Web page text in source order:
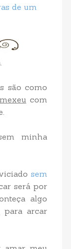
de um
são como
mexeu com
minha
sem
será por
algo
para arcar